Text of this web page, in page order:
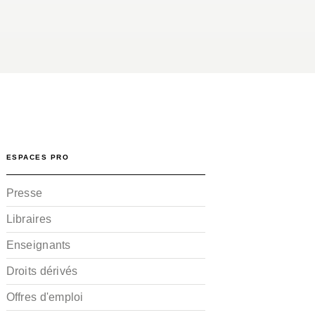
ESPACES PRO
Presse
Libraires
Enseignants
Droits dérivés
Offres d'emploi